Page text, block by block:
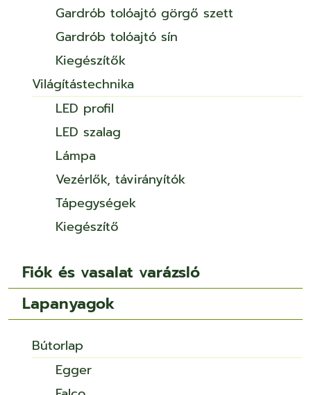
Gardrób tolóajtó görgő szett
Gardrób tolóajtó sín
Kiegészítők
Világítástechnika
LED profil
LED szalag
Lámpa
Vezérlők, távirányítók
Tápegységek
Kiegészítő
Fiók és vasalat varázsló
Lapanyagok
Bútorlap
Egger